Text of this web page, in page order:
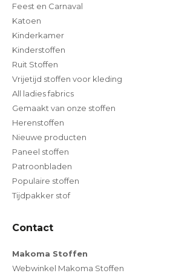
Feest en Carnaval
Katoen
Kinderkamer
Kinderstoffen
Ruit Stoffen
Vrijetijd stoffen voor kleding
All ladies fabrics
Gemaakt van onze stoffen
Herenstoffen
Nieuwe producten
Paneel stoffen
Patroonbladen
Populaire stoffen
Tijdpakker stof
Contact
Makoma Stoffen
Webwinkel Makoma Stoffen